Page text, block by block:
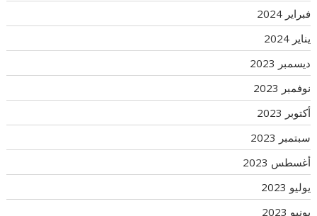
فبراير 2024
يناير 2024
ديسمبر 2023
نوفمبر 2023
أكتوبر 2023
سبتمبر 2023
أغسطس 2023
يوليو 2023
يونيو 2023